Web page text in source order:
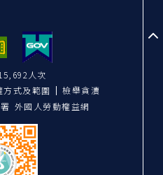
人次
方式及範圍
檢舉貪瀆
外國人勞動權益網
至